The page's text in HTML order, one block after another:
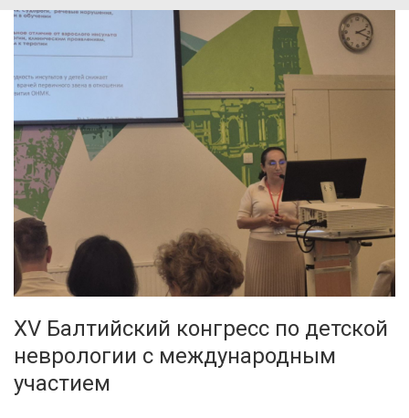
XV Балтийский конгресс по детской
неврологии с международным
участием